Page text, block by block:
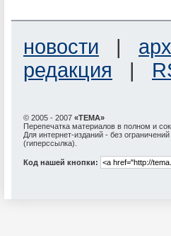
новости |
редакция |
© 2005 - 2007 «ТЕМА»
Перепечатка материалов в полном и
Для интернет-изданий - без
(гиперссылка).
Код нашей кнопки: